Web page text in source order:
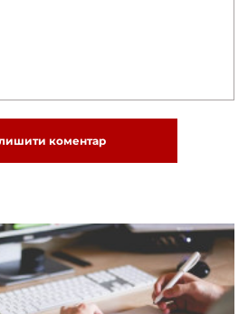
коментар